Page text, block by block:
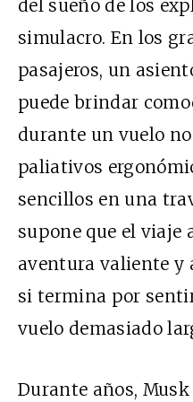
del sueño de los
simulacro. En los
pasajeros, un
puede brindar
durante un vuelo
paliativos
sencillos en una
supone que el viaje
aventura valiente y
si termina por
vuelo demasiado
Durante años,